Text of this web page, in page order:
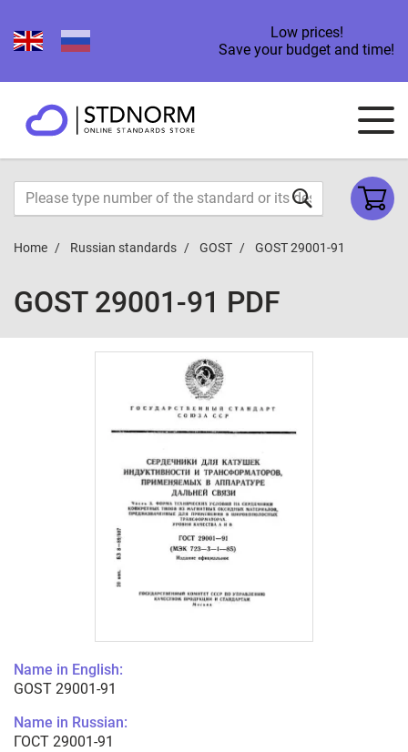
Low prices!
Save your budget and time!
Home Russian standards GOST GOST 29001-91
GOST 29001-91 PDF
Name in English:
GOST 29001-91
Name in Russian:
ГОСТ 29001-91